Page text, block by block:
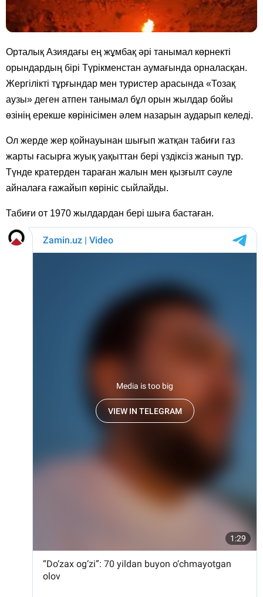
Орталық Азиядағы ең жұмбақ әрі танымал көрнекті
орындардың бірі Түрікменстан аумағында орналасқан.
Жергілікті тұрғындар мен туристер арасында «Тозақ
аузы» деген атпен танымал бұл орын жылдар бойы
өзінің ерекше көрінісімен әлем назарын аударып келеді.
Ол жерде жер қойнауынан шығып жатқан табиғи газ
жарты ғасырға жуық уақыттан бері үздіксіз жанып тұр.
Түнде кратерден тараған жалын мен қызғылт сәуле
айналаға ғажайып көрініс сыйлайды.
Табиғи от 1970 жылдардан бері шыға бастаған.